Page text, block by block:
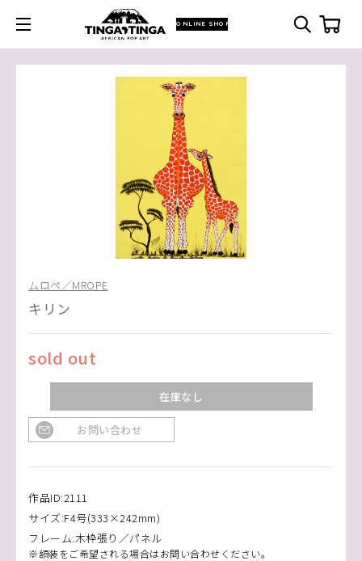
ONLINE SHOP
ムロペ／MROPE
キリン
sold out
在庫なし
お問い合わせ
作品ID:2111
サイズ:F4号(333×242mm)
フレーム:木枠張り／パネル
※額装をご希望される場合はお問い合わせください。